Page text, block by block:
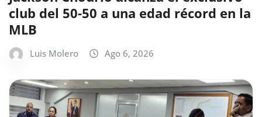
club del 50-50 a una edad récord en la
MLB
Luis Molero Ago 6, 2026